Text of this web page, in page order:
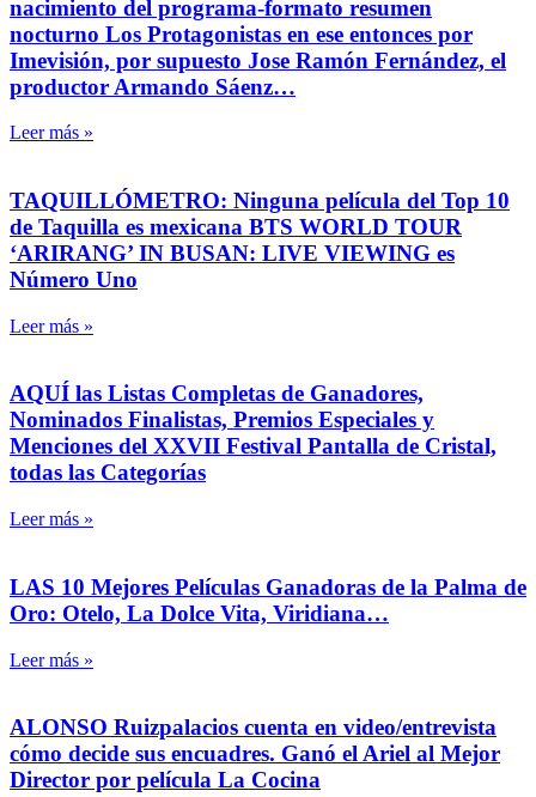
nacimiento del programa-formato resumen
nocturno Los Protagonistas en ese entonces por
Imevisión, por supuesto Jose Ramón Fernández, el
productor Armando Sáenz…
Leer más »
TAQUILLÓMETRO: Ninguna película del Top 10
de Taquilla es mexicana BTS WORLD TOUR
‘ARIRANG’ IN BUSAN: LIVE VIEWING es
Número Uno
Leer más »
AQUÍ las Listas Completas de Ganadores,
Nominados Finalistas, Premios Especiales y
Menciones del XXVII Festival Pantalla de Cristal,
todas las Categorías
Leer más »
LAS 10 Mejores Películas Ganadoras de la Palma de
Oro: Otelo, La Dolce Vita, Viridiana…
Leer más »
ALONSO Ruizpalacios cuenta en video/entrevista
cómo decide sus encuadres. Ganó el Ariel al Mejor
Director por película La Cocina